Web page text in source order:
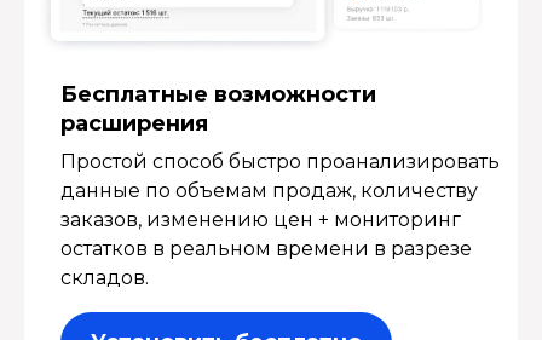
Бесплатные возмож­ности
расширения
Простой способ быстро проанализировать
данные по объемам продаж, количеству
заказов, изменению цен + мониторинг
остатков в реальном времени в разрезе
складов.